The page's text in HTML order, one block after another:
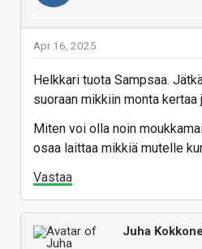
Apr 16, 2025
Helkkari tuota Sampsaa.
suoraan mikkiin monta kertaa
Miten voi olla noin
osaa laittaa mikkiä mutelle
Vastaa
Juha